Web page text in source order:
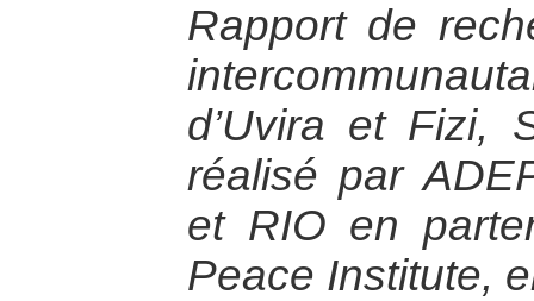
Rapport de
d’Uvira et Fizi,
réalisé par
et RIO en
Peace Institute,